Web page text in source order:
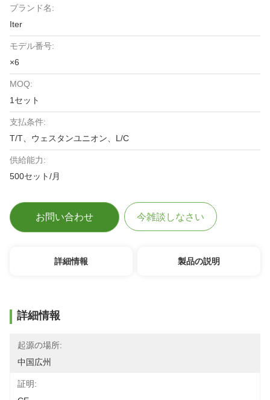
ブランド名:
Iter
モデル番号:
×6
MOQ:
1セット
支払条件:
T/T、ウェスタンユニオン、L/C
供給能力:
500セット/月
お問い合わせ 今雑談しなさい
詳細情報 製品の説明
詳細情報
起源の場所:
中国広州
証明: